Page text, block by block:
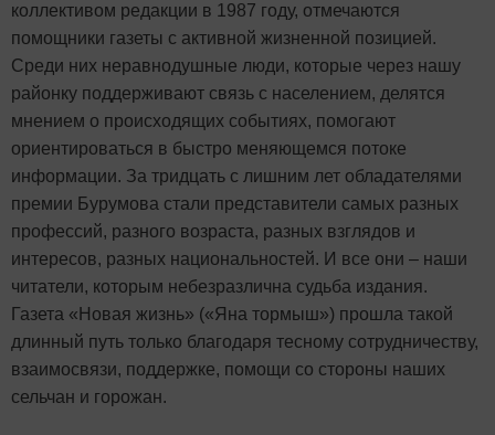
коллективом редакции в 1987 году, отмечаются
помощники газеты с активной жизненной позицией.
Среди них неравнодушные люди, которые через нашу
районку поддерживают связь с населением, делятся
мнением о происходящих событиях, помогают
ориентироваться в быстро меняющемся потоке
информации. За тридцать с лишним лет обладателями
премии Бурумова стали представители самых разных
профессий, разного возраста, разных взглядов и
интересов, разных национальностей. И все они – наши
читатели, которым небезразлична судьба издания.
Газета «Новая жизнь» («Яна тормыш») прошла такой
длинный путь только благодаря тесному сотрудничеству,
взаимосвязи, поддержке, помощи со стороны наших
сельчан и горожан.